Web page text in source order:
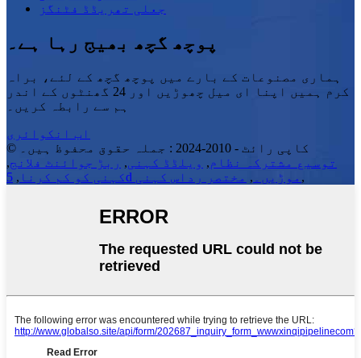
جعلی تھریڈڈ فٹنگز
پوچھ گچھ بھیج رہا ہے۔
ہماری مصنوعات کے بارے میں پوچھ گچھ کے لئے، براہ
کرم ہمیں اپنا ای میل چھوڑیں اور 24 گھنٹوں کے اندر
ہم سے رابطہ کریں۔
اب انکوائری
© کاپی رائٹ - 2010-2024 : جملہ حقوق محفوظ ہیں۔
توسیع مشترکہ نظام, ویلڈڈ کہنی, ربڑ جوائنٹ فلانج,
کہنی کو کم کرنا , 5d موڑیں۔ , مختصر رداس کہنی ,